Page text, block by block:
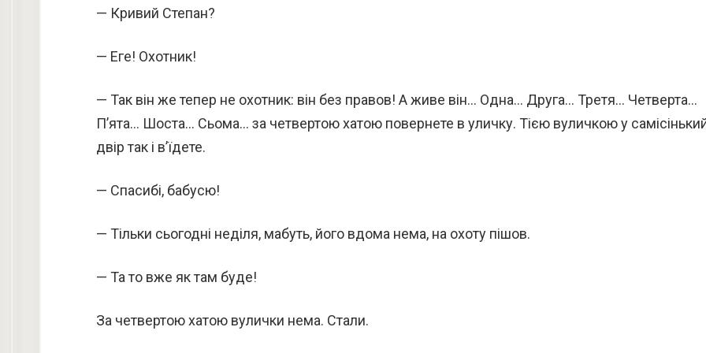
— Кривий Степан?
— Еге! Охотник!
— Так він же тепер не охотник: він без правов! А живе він… Одна… Друга… Третя… Четверта…
П’ята… Шоста… Сьома… за четвертою хатою повернете в уличку. Тією вуличкою у
двір так і в’їдете.
— Спасибі, бабусю!
— Тільки сьогодні неділя, мабуть, його вдома нема, на охоту пішов.
— Та то вже як там буде!
За четвертою хатою вулички нема. Стали.